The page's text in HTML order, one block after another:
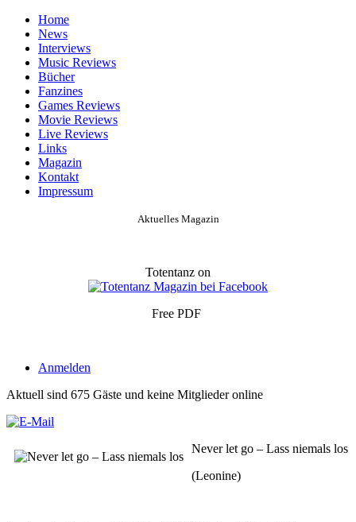
Home
News
Interviews
Music Reviews
Bücher
Fanzines
Games Reviews
Movie Reviews
Live Reviews
Links
Magazin
Kontakt
Impressum
Aktuelles Magazin
Totentanz on
Free PDF
Anmelden
Aktuell sind 675 Gäste und keine Mitglieder online
Never let go – Lass niemals los
(Leonine)